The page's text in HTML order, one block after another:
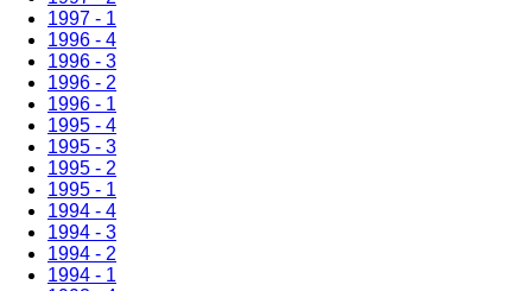
1997 - 1
1996 - 4
1996 - 3
1996 - 2
1996 - 1
1995 - 4
1995 - 3
1995 - 2
1995 - 1
1994 - 4
1994 - 3
1994 - 2
1994 - 1